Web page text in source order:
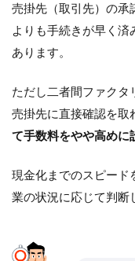
売掛先（取引先）の承
よりも手続きが早く済
あります。
ただし二者間ファクタ
売掛先に直接確認を取
て手数料をやや高めに
現金化までのスピード
業の状況に応じて判断